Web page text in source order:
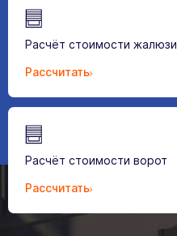
Расчёт стоимости жалюзи
Рассчитать
Расчёт стоимости ворот
Рассчитать